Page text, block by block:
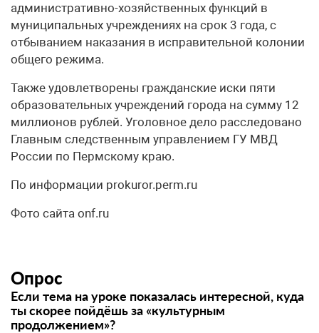
административно-хозяйственных функций в
муниципальных учреждениях на срок 3 года, с
отбыванием наказания в исправительной колонии
общего режима.
Также удовлетворены гражданские иски пяти
образовательных учреждений города на сумму 12
миллионов рублей. Уголовное дело расследовано
Главным следственным управлением ГУ МВД
России по Пермскому краю.
По информации prokuror.perm.ru
Фото сайта onf.ru
Опрос
Если тема на уроке показалась интересной, куда
ты скорее пойдёшь за «культурным
продолжением»?